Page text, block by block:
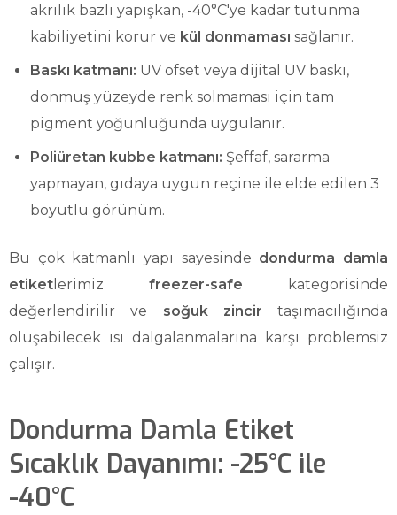
akrilik bazlı yapışkan, -40°C'ye kadar tutunma
kabiliyetini korur ve kül donmaması sağlanır.
Baskı katmanı: UV ofset veya dijital UV baskı,
donmuş yüzeyde renk solmaması için tam
pigment yoğunluğunda uygulanır.
Poliüretan kubbe katmanı: Şeffaf, sararma
yapmayan, gıdaya uygun reçine ile elde edilen 3
boyutlu görünüm.
Bu çok katmanlı yapı sayesinde dondurma damla
etiket lerimiz freezer-safe kategorisinde
değerlendirilir ve soğuk zincir taşımacılığında
oluşabilecek ısı dalgalanmalarına karşı problemsiz
çalışır.
Dondurma Damla Etiket
Sıcaklık Dayanımı: -25°C ile
-40°C